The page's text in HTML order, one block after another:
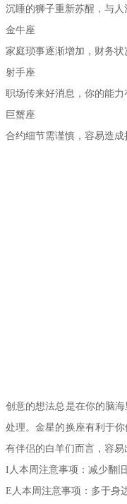
沉睡的狮子重新苏醒，与
金牛座
家庭琐事逐渐增加，财务
射手座
职场传来好消息，你的能力
巨蟹座
合约细节需谨慎，容易造成
创意的想法总是在你的脑
处理。金星的换座有利于
有伴侣的白羊们而言，容
I人本周注意事项：减少翻
E人本周注意事项：多于身